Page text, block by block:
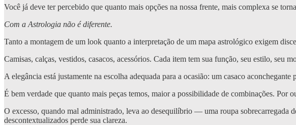
Você já deve ter percebido que quanto mais opções na nossa frente, mais complexa se
Com a Astrologia não é diferente.
Tanto a montagem de um look quanto a interpretação de um mapa astrológico exigem
Camisas, calças, vestidos, casacos, acessórios. Cada item tem sua função, seu estilo, seu
A elegância está justamente na escolha adequada para a ocasião: um casaco
É bem verdade que quanto mais peças temos, maior a possibilidade de combinações. Por
O excesso, quando mal administrado, leva ao desequilíbrio — uma roupa sobrecarregada
descontextualizados perde sua clareza.